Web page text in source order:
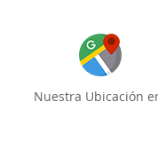
Nuestra Ubicación